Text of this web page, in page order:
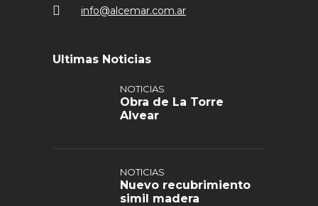
info@alcemar.com.ar
Ultimas Noticias
NOTICIAS
Obra de La Torre
Alvear
NOTICIAS
Nuevo recubrimiento
simil madera